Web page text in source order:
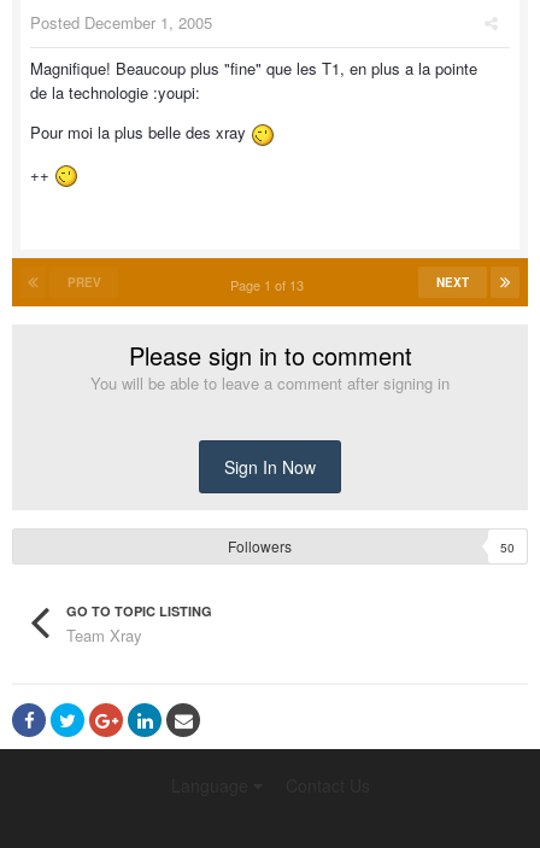
Posted December 1, 2005
Magnifique! Beaucoup plus "fine" que les T1, en plus a la pointe
de la technologie :youpi:
Pour moi la plus belle des xray
++
PREV NEXT
Page 1 of 13
Please sign in to comment
You will be able to leave a comment after signing in
Sign In Now
Followers 50
GO TO TOPIC LISTING
Team Xray